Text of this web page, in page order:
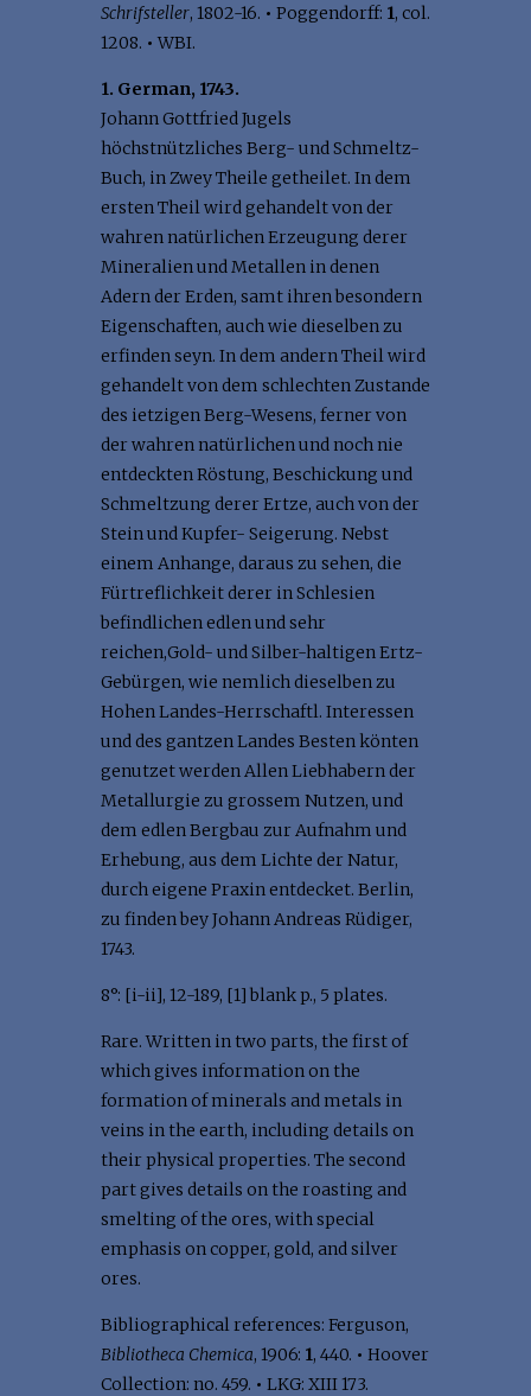
Schrifsteller, 1802-16. • Poggendorff: 1, col.
1208. • WBI.
1. German, 1743.
Johann Gottfried Jugels
höchstnützliches Berg- und Schmeltz-
Buch, in Zwey Theile getheilet. In dem
ersten Theil wird gehandelt von der
wahren natürlichen Erzeugung derer
Mineralien und Metallen in denen
Adern der Erden, samt ihren besondern
Eigenschaften, auch wie dieselben zu
erfinden seyn. In dem andern Theil wird
gehandelt von dem schlechten Zustande
des ietzigen Berg-Wesens, ferner von
der wahren natürlichen und noch nie
entdeckten Röstung, Beschickung und
Schmeltzung derer Ertze, auch von der
Stein und Kupfer- Seigerung. Nebst
einem Anhange, daraus zu sehen, die
Fürtreflichkeit derer in Schlesien
befindlichen edlen und sehr
reichen,Gold- und Silber-haltigen Ertz-
Gebürgen, wie nemlich dieselben zu
Hohen Landes-Herrschaftl. Interessen
und des gantzen Landes Besten könten
genutzet werden Allen Liebhabern der
Metallurgie zu grossem Nutzen, und
dem edlen Bergbau zur Aufnahm und
Erhebung, aus dem Lichte der Natur,
durch eigene Praxin entdecket. Berlin,
zu finden bey Johann Andreas Rüdiger,
1743.
8°: [i-ii], 12-189, [1] blank p., 5 plates.
Rare. Written in two parts, the first of
which gives information on the
formation of minerals and metals in
veins in the earth, including details on
their physical properties. The second
part gives details on the roasting and
smelting of the ores, with special
emphasis on copper, gold, and silver
ores.
Bibliographical references: Ferguson,
Bibliotheca Chemica, 1906: 1, 440. • Hoover
Collection: no. 459. • LKG: XIII 173.